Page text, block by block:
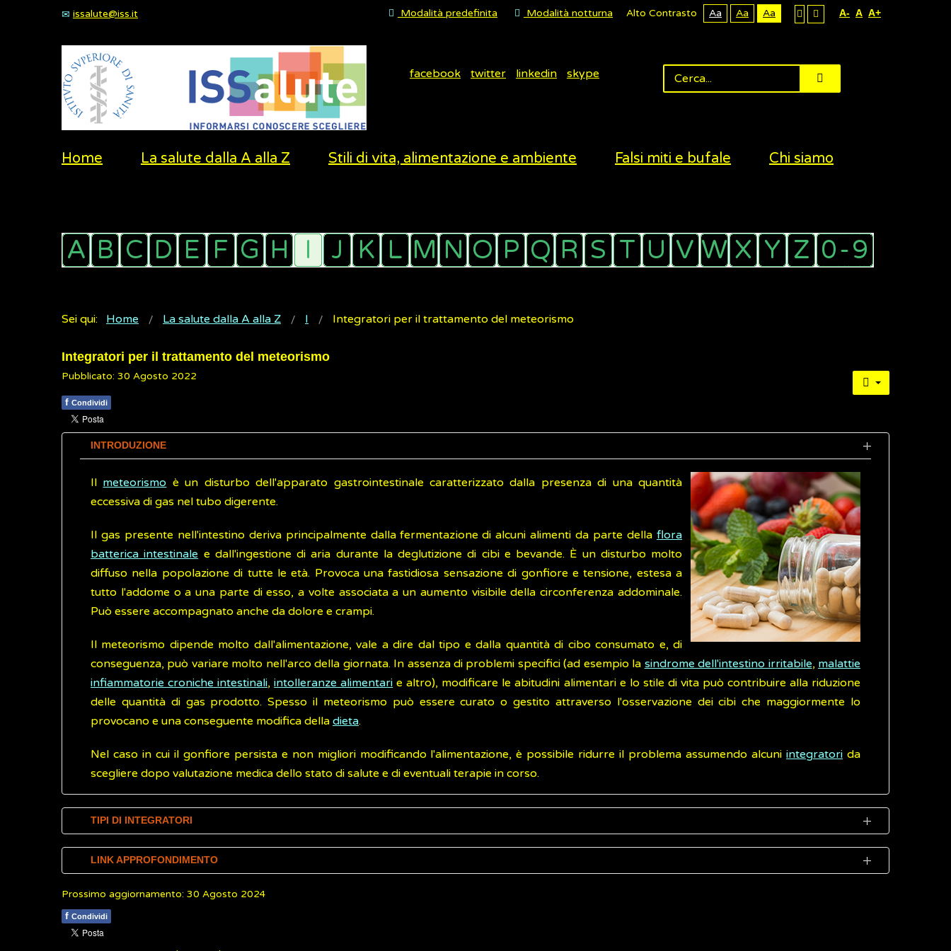
issalute@iss.it Modalità predefinita Modalità notturna Alto Contrasto Aa Aa Aa A- A A+
facebook twitter linkedin skype
Home La salute dalla A alla Z Stili di vita, alimentazione e ambiente Falsi miti e bufale Chi siamo
Sei qui: Home La salute dalla A alla Z I Integratori per il trattamento del meteorismo
Integratori per il trattamento del meteorismo
Pubblicato: 30 Agosto 2022
f Condividi
INTRODUZIONE
Il meteorismo è un disturbo dell'apparato gastrointestinale caratterizzato dalla presenza di una quantità
eccessiva di gas nel tubo digerente.
Il gas presente nell'intestino deriva principalmente dalla fermentazione di alcuni alimenti da parte della flora
batterica intestinale e dall'ingestione di aria durante la deglutizione di cibi e bevande. È un disturbo molto
diffuso nella popolazione di tutte le età. Provoca una fastidiosa sensazione di gonfiore e tensione, estesa a
tutto l'addome o a una parte di esso, a volte associata a un aumento visibile della circonferenza addominale.
Può essere accompagnato anche da dolore e crampi.
Il meteorismo dipende molto dall'alimentazione, vale a dire dal tipo e dalla quantità di cibo consumato e, di
conseguenza, può variare molto nell'arco della giornata. In assenza di problemi specifici (ad esempio la sindrome dell'intestino irritabile, malattie
infiammatorie croniche intestinali,intolleranze alimentari e altro), modificare le abitudini alimentari e lo stile di vita può contribuire alla riduzione
delle quantità di gas prodotto. Spesso il meteorismo può essere curato o gestito attraverso l'osservazione dei cibi che maggiormente lo
provocano e una conseguente modifica della dieta.
Nel caso in cui il gonfiore persista e non migliori modificando l'alimentazione, è possibile ridurre il problema assumendo alcuniintegratori da
scegliere dopo valutazione medica dello stato di salute e di eventuali terapie in corso.
TIPI DI INTEGRATORI
I prodotti maggiormente utilizzati per ridurre il meteorismo sono il carbone (vegetale e animale),
probioticie prebiotici e tisane carminative.
Carbone vegetale e animale
Ilca
LINK APPROFONDIMENTO
Humanitas Research Hospital.Meteorismo
Prossimo aggiornamento: 30 Agosto 2024
f Condividi